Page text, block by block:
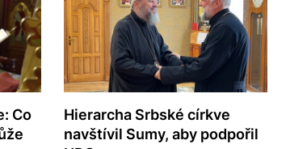
Co
Hierarcha Srbské církve
navštívil Sumy, aby podpořil